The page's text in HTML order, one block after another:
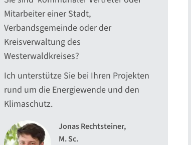
Mitarbeiter einer Stadt,
Verbandsgemeinde oder der
Kreisverwaltung des
Westerwaldkreises?
Ich unterstütze Sie bei Ihren Projekten
rund um die Energiewende und den
Klimaschutz.
Jonas Rechtsteiner,
M. Sc.